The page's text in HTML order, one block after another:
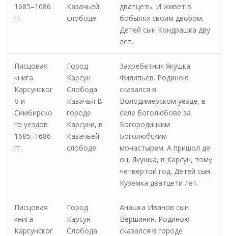
1685–1686
гг.
Казачьей
слободе.
дватцеть. И живет в
бобылях своим двором.
Детей сын Кондрашка дву
лет.
Писцовая
книга
Карсунског
о и
Симбирско
го уездов
1685–1686
гг.
Город
Карсун
Слобода
Казачья В
городе
Карсуни, в
Казачьей
слободе.
Захребетник Якушка
Филипьев. Родиною
сказался в
Володимерском уезде, в
селе Боголюбове за
Богородицким
Боголюбским
монастырем. А пришол де
он, Якушка, в Карсун, тому
четвертой год. Детей сын
Куземка дватцети лет.
Писцовая
книга
Карсунског
Город
Карсун
Слобода
Анашка Иванов сын
Вершинин. Родиною
сказался в городе